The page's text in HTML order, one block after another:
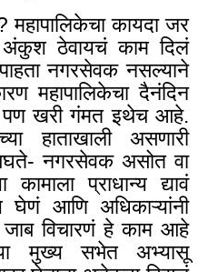
महापालिकेचा कायदा जर
अंकुश ठेवायचं काम दिलं
नगरसेवक नसल्याने
महापालिकेचा दैनंदिन
पण खरी गंमत इथेच आहे.
हाताखाली असणारी
बघते- नगरसेवक असोत वा
प्राधान्य द्यावं
घेणं आणि अधिकाऱ्यांनी
विचारणं हे काम आहे
मुख्य सभेत अभ्यासू